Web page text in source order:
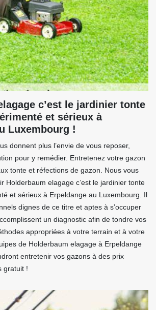
c’est le jardinier tonte
et sérieux à
Luxembourg !
donnent plus l’envie de vous reposer,
pour y remédier. Entretenez votre gazon
tonte et réfections de gazon. Nous vous
Holderbaum elagage c’est le jardinier tonte
et sérieux à Erpeldange au Luxembourg. Il
dignes de ce titre et aptes à s’occuper
un diagnostic afin de tondre vos
appropriées à votre terrain et à votre
de Holderbaum elagage à Erpeldange
entretenir vos gazons à des prix
gratuit !